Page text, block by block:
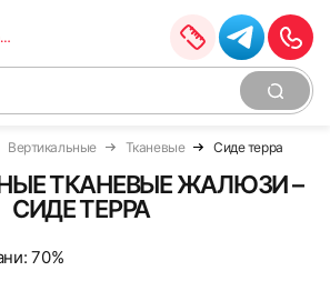
Долгопрудный
Вертикальные Тканевые Сиде терра
ТКАНЕВЫЕ ЖАЛЮЗИ –
СИДЕ ТЕРРА
70%